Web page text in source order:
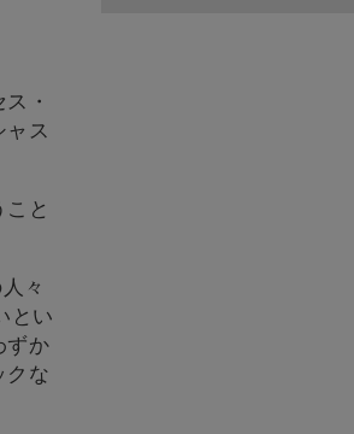
・
ス
と
々
とい
ずか
クな